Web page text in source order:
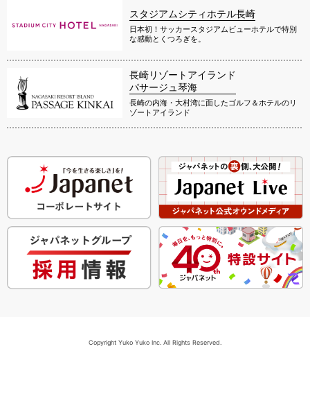
スタジアムシティホテル長崎
日本初！サッカースタジアムビューホテルで特別
な感動とくつろぎを。
長崎リゾートアイランド
パサージュ琴海
長崎の内海・大村湾に面したゴルフ＆ホテルのリ
ゾートアイランド
Copyright Yuko Yuko Inc. All Rights Reserved.